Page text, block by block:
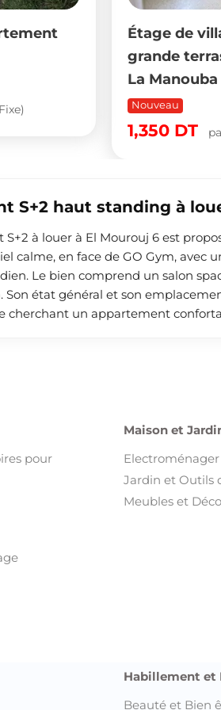
de villa S+3 avec
terrasse à louer à
S+2 haut standing à
à louer à El Mourouj 6 est
calme, en face de GO Gym, avec
Le bien comprend un salon
Son état général et son
cherchant un appartement
pour
Maison et
Electroménager
Jardin et Outils
Meubles et
Habillement et
Beauté et Bien